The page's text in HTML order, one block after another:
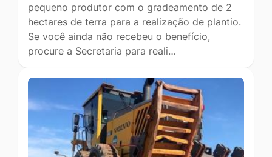
pequeno produtor com o gradeamento de 2
hectares de terra para a realização de plantio.
Se você ainda não recebeu o benefício,
procure a Secretaria para reali…